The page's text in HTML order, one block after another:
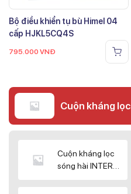
Bộ điều khiển tụ bù Himel 04
cấp HJKL5CQ4S
795.000 VNĐ
Cuộn kháng
Cuộn kháng lọc
sóng hài INTER